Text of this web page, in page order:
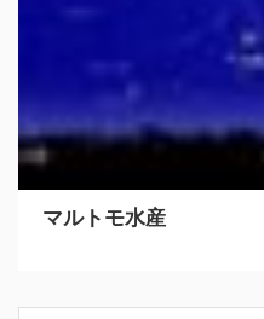
マルトモ水産